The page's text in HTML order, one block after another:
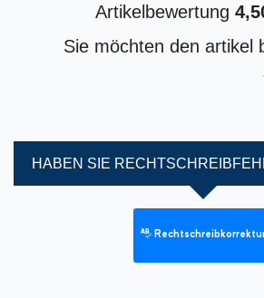
Artikelbewertung
Sie möchten den artikel
HABEN SIE